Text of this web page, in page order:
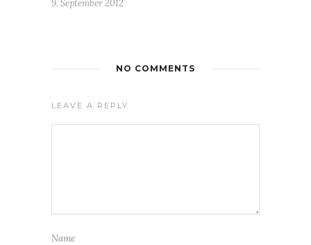
9. September 2012
NO COMMENTS
LEAVE A REPLY
Name